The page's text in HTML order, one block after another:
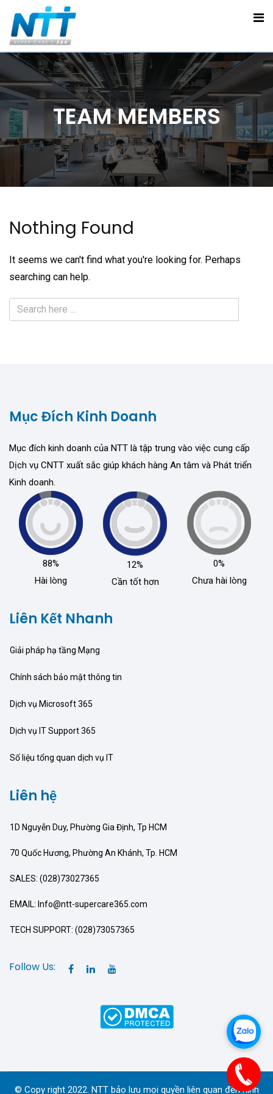
TEAM MEMBERS
Nothing Found
It seems we can't find what you're looking for. Perhaps
searching can help.
Mục Đích Kinh Doanh
Mục đích kinh doanh của NTT là tập trung vào việc cung cấp
Dịch vụ CNTT xuất sắc giúp khách hàng An tâm và Phát triển
Kinh doanh.
88%
Hài lòng
12%
Cần tốt hơn
0%
Chưa hài lòng
Liên Kết Nhanh
Giải pháp hạ tầng Mạng
Chính sách bảo mật thông tin
Dịch vụ Microsoft 365
Dịch vụ IT Support 365
Số liệu tổng quan dịch vụ IT
Liên hệ
1D Nguyễn Duy, Phường Gia Định, Tp HCM
70 Quốc Hương, Phường An Khánh, Tp. HCM
SALES: (028)73027365
EMAIL: Info@ntt-supercare365.com
TECH SUPPORT: (028)73057365
Follow Us:
© Copy right 2022. NTT bảo lưu mọi quyền liên quan đến hình